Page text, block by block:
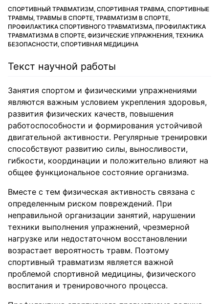
СПОРТИВНЫЙ ТРАВМАТИЗМ, СПОРТИВНАЯ ТРАВМА, СПОРТИВНЫЕ
ТРАВМЫ, ТРАВМЫ В СПОРТЕ, ТРАВМАТИЗМ В СПОРТЕ,
ПРОФИЛАКТИКА СПОРТИВНОГО ТРАВМАТИЗМА, ПРОФИЛАКТИКА
ТРАВМАТИЗМА В СПОРТЕ, ФИЗИЧЕСКИЕ УПРАЖНЕНИЯ, ТЕХНИКА
БЕЗОПАСНОСТИ, СПОРТИВНАЯ МЕДИЦИНА
Текст научной работы
Занятия спортом и физическими упражнениями
являются важным условием укрепления здоровья,
развития физических качеств, повышения
работоспособности и формирования устойчивой
двигательной активности. Регулярные тренировки
способствуют развитию силы, выносливости,
гибкости, координации и положительно влияют на
общее функциональное состояние организма.
Вместе с тем физическая активность связана с
определенным риском повреждений. При
неправильной организации занятий, нарушении
техники выполнения упражнений, чрезмерной
нагрузке или недостаточном восстановлении
возрастает вероятность травм. Поэтому
спортивный травматизм является важной
проблемой спортивной медицины, физического
воспитания и тренировочного процесса.